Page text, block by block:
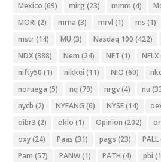
Mexico (69) mirg (23) mmm (4)
MORI (2) mrna (3) mrvl (1) ms (1)
mstr(14) MU (3) Nasdaq 100 (422)
NDX(388) Nem (24) NET (1) NFLX
nifty50 (1) nikkei (11) NIO (60)
noruega (5) nq (79) nrgv(4) nu
nycb (2) NYFANG (6) NYSE(14)
oibr3 (2) oklo (1) Opinion (202)
oxy(24) Paas (31) pags (23) PALL
Pam (57) PANW(1) PATH (4) pbi